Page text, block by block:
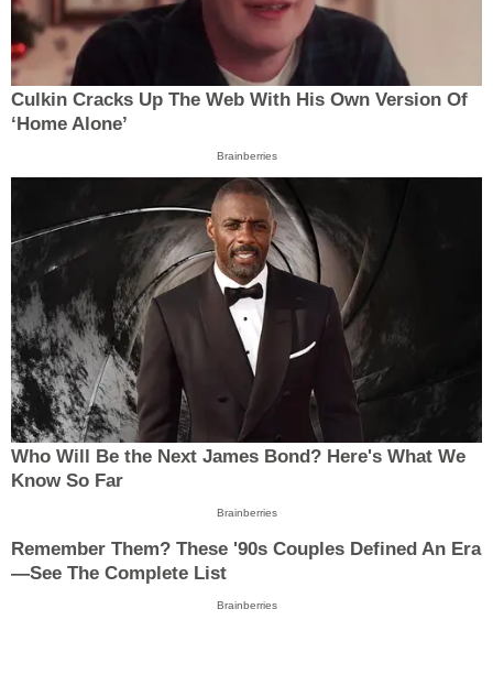
Culkin Cracks Up The Web With His Own Version Of
‘Home Alone’
Brainberries
Who Will Be the Next James Bond? Here's What We
Know So Far
Brainberries
Remember Them? These '90s Couples Defined An Era
—See The Complete List
Brainberries